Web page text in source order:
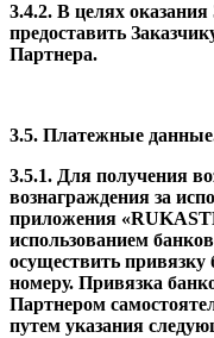
3.4.2. В целях
предоставить
Партнера.
3.5. Платежные
3.5.1. Для получения
вознаграждения за
приложения
использованием
осуществить
номеру. Привязка
Партнером
путем указания